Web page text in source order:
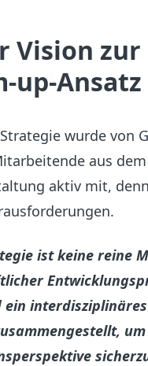
Vision
up-Ansatz
wurde von
aus
aktiv mit,
ist keine reine